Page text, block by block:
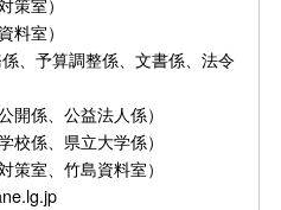
室）
、予算調整係、文書係、法令
係、公益法人係）
係、県立大学係）
室、竹島資料室）